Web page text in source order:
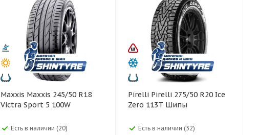
Maxxis Maxxis 245/50 R18
Victra Sport 5 100W
Есть в наличии (20)
Pirelli Pirelli 275/50 R20 Ice
Zero 113T Шипы
Есть в наличии (32)